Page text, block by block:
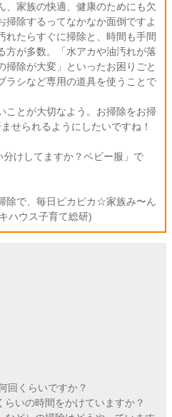
、家族の快適、健康のためにも欠
掃除するってなかなか面倒ですよ
れたらすぐに掃除と、時間も手間
方が多数。「水アカや油汚れが落
掃除が大変」といったお困りごと
ラシなど専用の道具を使うことで
ことが大切なよう。お掃除をお掃
せられるようにしたいですね！
けしてますか？ベビー服」で
除で、毎日ピカピカ☆家族み〜ん
ハウス子育て総研)
回くらいですか？
らいの時間をかけていますか？